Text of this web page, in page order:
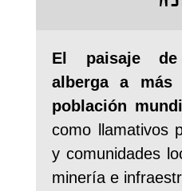
El paisaje
alberga a
población
como llamativos
y comunidades
minería e